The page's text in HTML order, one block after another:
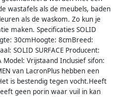
wastafels als de meubels, baden
als de waskom. Zo kun je
maken. Specificaties SOLID
30cmHoogte: 8cmBreed:
SOLID SURFACE Producent:
Model: Vrijstaand Inclusief sifon:
van LacronPlus hebben een
is bestendig tegen vocht.Heeft
geen porin waar vuil in kan